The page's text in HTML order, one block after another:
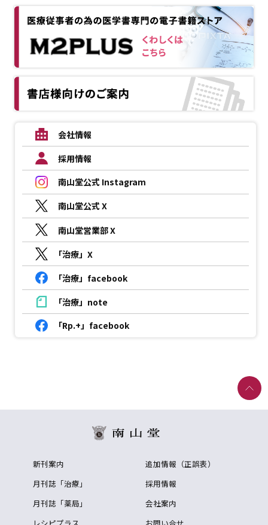
会社情報
採用情報
南山堂公式 Instagram
南山堂公式 X
南山堂営業部 X
「治療」X
「治療」facebook
「治療」note
「Rp.+」facebook
新刊案内
月刊誌「治療」
月刊誌「薬局」
追加情報（正誤表）
採用情報
会社案内